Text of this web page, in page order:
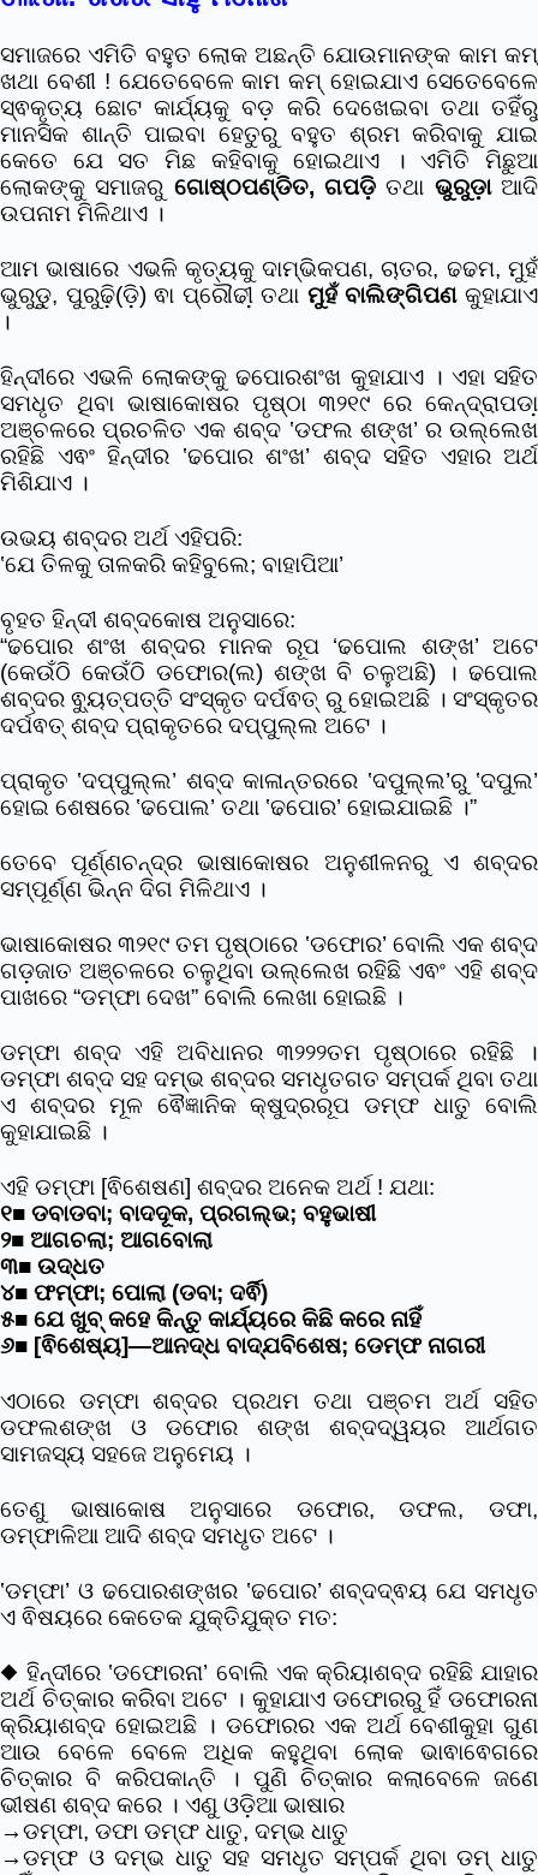
ସମାଜରେ ଏମିତି ବହୁତ ଲୋକ ଅଛନ୍ତି ଯୋଉମାନଙ୍କ କାମ କମ୍
ଖଥା ବେଶୀ ! ଯେତେବେଳେ କାମ କମ୍ ହୋଇଯାଏ ସେତେବେଳେ
ସ୍ଵକୃତ୍ୟ ଛୋଟ କାର୍ଯ୍ୟକୁ ବଡ଼ କରି ଦେଖେଇବା ତଥା ତହିଁରୁ
ମାନସିକ ଶାନ୍ତି ପାଇବା ହେତୁରୁ ବହୁତ ଶ୍ରମ କରିବାକୁ ଯାଇ
କେତେ ଯେ ସତ ମିଛ କହିବାକୁ ହୋଇଥାଏ ।ଏମିତି ମିଛୁଆ
ଲୋକଙ୍କୁ ସମାଜରୁ ଗୋଷ୍ଠପଣ୍ଡିତ, ଗପଡି଼ତଥା ଭୁରୁଡ଼ାଆଦି
ଉପନାମ ମିଳିଥାଏ ।
ଆମ ଭାଷାରେ ଏଭଳି କୃତ୍ୟକୁ ଦାମ୍ଭିକପଣ, ଚାତର, ଢଢମ, ମୁହଁ
ଭୁରୁଡୁ଼, ପୁରୁଢ଼ି(ଡି଼) ଵା ପ୍ରୌଢୀ଼ ତଥା ମୁହଁ ବାଲିଙ୍ଗିପଣକୁହାଯାଏ
।
ହିନ୍ଦୀରେ ଏଭଳି ଲୋକଙ୍କୁ ଢପୋରଶଂଖ କୁହାଯାଏ । ଏହା ସହିତ
ସମଧୃତ ଥିବା ଭାଷାକୋଷର ପୃଷ୍ଠା ୩୨୧୯ ରେ କେନ୍ଦ୍ରାପଡା଼
ଅଞ୍ଚଳରେ ପ୍ରଚଳିତ ଏକ ଶବ୍ଦ ‛ଡଫଲ ଶଙ୍ଖ’ ର ଉଲ୍ଲେଖ
ରହିଛି ଏଵଂ ହିନ୍ଦୀର ‛ଢପୋର ଶଂଖ’ ଶବ୍ଦ ସହିତ ଏହାର ଅର୍ଥ
ମିଶିଯାଏ ।
ଉଭୟ ଶବ୍ଦର ଅର୍ଥ ଏହିପରି:
‛ଯେ ତିଳକୁ ତାଳକରି କହିବୁଲେ; ବାହାପିଆ’
ବୃହତ ହିନ୍ଦୀ ଶବ୍ଦକୋଷ ଅନୁସାରେ:
“ଢପୋର ଶଂଖ ଶବ୍ଦର ମାନକ ରୂପ ‘ଢପୋଲ ଶଙ୍ଖ’ ଅଟେ
(କେଉଁଠି କେଉଁଠି ଡଫୋର(ଲ) ଶଙ୍ଖ ବି ଚଳୁଅଛି) । ଢପୋଲ
ଶବ୍ଦର ଵ୍ୟୁତ୍ପତ୍ତି ସଂସ୍କୃତ ଦର୍ପଵତ୍ ରୁ ହୋଇଅଛି । ସଂସ୍କୃତର
ଦର୍ପଵତ୍ ଶବ୍ଦ ପ୍ରାକୃତରେ ଦପ୍ପୁଲ୍ଲ ଅଟେ ।
ପ୍ରାକୃତ ‛ଦପ୍ପୁଲ୍ଲ’ ଶବ୍ଦ କାଳାନ୍ତରରେ ‛ଦପୁଲ୍ଲ’ରୁ ‛ଦପୁଲ’
ହୋଇ ଶେଷରେ ‛ଢପୋଲ’ ତଥା ‛ଢପୋର’ ହୋଇଯାଇଛି ।”
ତେବେ ପୂର୍ଣ୍ଣଚନ୍ଦ୍ର ଭାଷାକୋଷର ଅନୁଶୀଳନରୁ ଏ ଶବ୍ଦର
ସମ୍ପୂର୍ଣ୍ଣ ଭିନ୍ନ ଦିଗ ମିଳିଥାଏ ।
ଭାଷାକୋଷର ୩୨୧୯ ତମ ପୃଷ୍ଠାରେ ‛ଡଫୋର’ ବୋଲି ଏକ ଶବ୍ଦ
ଗଡ଼ଜାତ ଅଞ୍ଚଳରେ ଚଳୁଥିବା ଉଲ୍ଲେଖ ରହିଛି ଏଵଂ ଏହି ଶବ୍ଦ
ପାଖରେ “ଡମ୍ଫା ଦେଖ” ବୋଲି ଲେଖା ହୋଇଛି ।
ଡମ୍ଫା ଶବ୍ଦ ଏହି ଅବିଧାନର ୩୨୨୨ତମ ପୃଷ୍ଠାରେ ରହିଛି ।
ଡମ୍ଫା ଶବ୍ଦ ସହ ଦମ୍ଭ ଶବ୍ଦର ସମଧୃତଗତ ସମ୍ପର୍କ ଥିବା ତଥା
ଏ ଶବ୍ଦର ମୂଳ ଵୈଜ୍ଞାନିକ କ୍ଷୁଦ୍ରରୂପ ଡମ୍ଫ ଧାତୁ ବୋଲି
କୁହାଯାଇଛି ।
ଏହି ଡମ୍ଫା [ଵିଶେଷଣ] ଶବ୍ଦର ଅନେକ ଅର୍ଥ ! ଯଥା:
୧■ ଡବାଡବା; ବାଦଦୂକ, ପ୍ରଗଲ୍ଭ; ବହୁଭାଷୀ
୨■ ଆଗଚଲା; ଆଗବୋଲା
୩■ ଉଦ୍ଧତ
୪■ ଫମ୍ଫା; ପୋଲା (ଡବା; ଦର୍ଵି)
୫■ ଯେ ଖୁବ୍ କହେ କିନ୍ତୁ କାର୍ଯ୍ୟରେ କିଛି କରେ ନାହିଁ
୬■ [ଵିଶେଷ୍ୟ]—ଆନଦ୍ଧ ବାଦ୍ଯବିଶେଷ; ଡେମ୍ଫ ନାଗରୀ
ଏଠାରେ ଡମ୍ଫା ଶବ୍ଦର ପ୍ରଥମ ତଥା ପଞ୍ଚମ ଅର୍ଥ ସହିତ
ଡଫଲଶଙ୍ଖ ଓ ଡଫୋର ଶଙ୍ଖ ଶବ୍ଦଦ୍ୱୟର ଆର୍ଥଗତ
ସାମଜସ୍ୟ ସହଜେ ଅନୁମେୟ ।
ତେଣୁ ଭାଷାକୋଷ ଅନୁସାରେ ଡଫୋର, ଡଫଲ, ଡଫା,
ଡମ୍ଫାଳିଆ ଆଦି ଶବ୍ଦ ସମଧୃତ ଅଟେ ।
‛ଡମ୍ଫା’ ଓ ଢପୋରଶଙ୍ଖର ‛ଢପୋର’ ଶବ୍ଦଦ୍ଵୟ ଯେ ସମଧୃତ
ଏ ଵିଷୟରେ କେତେକ ଯୁକ୍ତିଯୁକ୍ତ ମତ:
◆ ହିନ୍ଦୀରେ ‛ଡଫୋରନା’ ବୋଲି ଏକ କ୍ରିୟାଶବ୍ଦ ରହିଛି ଯାହାର
ଅର୍ଥ ଚିତ୍କାର କରିବା ଅଟେ । କୁହାଯାଏ ଡଫୋରରୁ ହିଁ ଡଫୋରନା
କ୍ରିୟାଶବ୍ଦ ହୋଇଅଛି । ଡଫୋରର ଏକ ଅର୍ଥ ବେଶୀକୁହା ଗୁଣ
ଆଉ ବେଳେ ବେଳେ ଅଧିକ କହୁଥିବା ଲୋକ ଭାଵାଵେଗରେ
ଚିତ୍କାର ବି କରିପକାନ୍ତି । ପୁଣି ଚିତ୍କାର କଲାବେଳେ ଜଣେ
ଭୀଷଣ ଶବ୍ଦ କରେ । ଏଣୁ ଓଡ଼ିଆ ଭାଷାର
→ଡମ୍ଫା, ଡଫା ଡମ୍ଫ ଧାତୁ, ଦମ୍ଭ ଧାତୁ
→ଡମ୍ଫ ଓ ଦମ୍ଭ ଧାତୁ ସହ ସମଧୃତ ସମ୍ପର୍କ ଥିବା ଡମ୍ ଧାତୁ